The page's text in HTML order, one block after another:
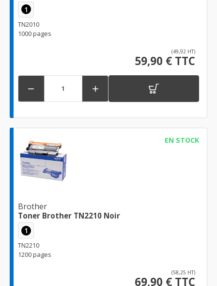
1
TN2010
1000 pages
(49,92 HT)
59,90 € TTC
 
EN STOCK
Brother
Toner Brother TN2210 Noir
1
TN2210
1200 pages
(58,25 HT)
69,90 € TTC